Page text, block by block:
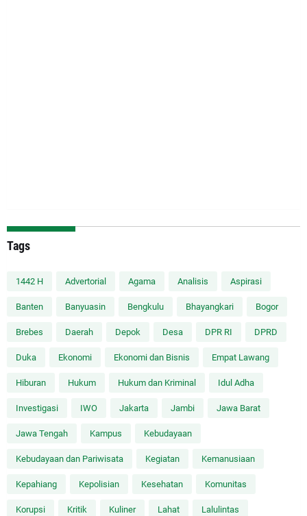
Tags
1442 H Advertorial Agama Analisis Aspirasi
Banten Banyuasin Bengkulu Bhayangkari Bogor
Brebes Daerah Depok Desa DPR RI DPRD
Duka Ekonomi Ekonomi dan Bisnis Empat Lawang
Hiburan Hukum Hukum dan Kriminal Idul Adha
Investigasi IWO Jakarta Jambi Jawa Barat
Jawa Tengah Kampus Kebudayaan
Kebudayaan dan Pariwisata Kegiatan Kemanusiaan
Kepahiang Kepolisian Kesehatan Komunitas
Korupsi Kritik Kuliner Lahat Lalulintas